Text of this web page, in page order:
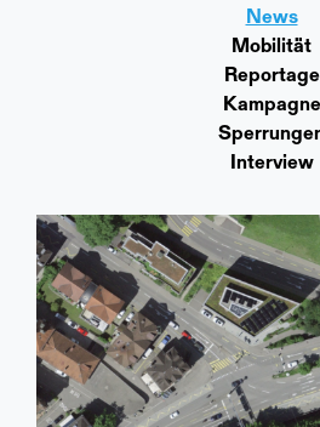
News
Mobilität
Reportage
Kampagne
Interview